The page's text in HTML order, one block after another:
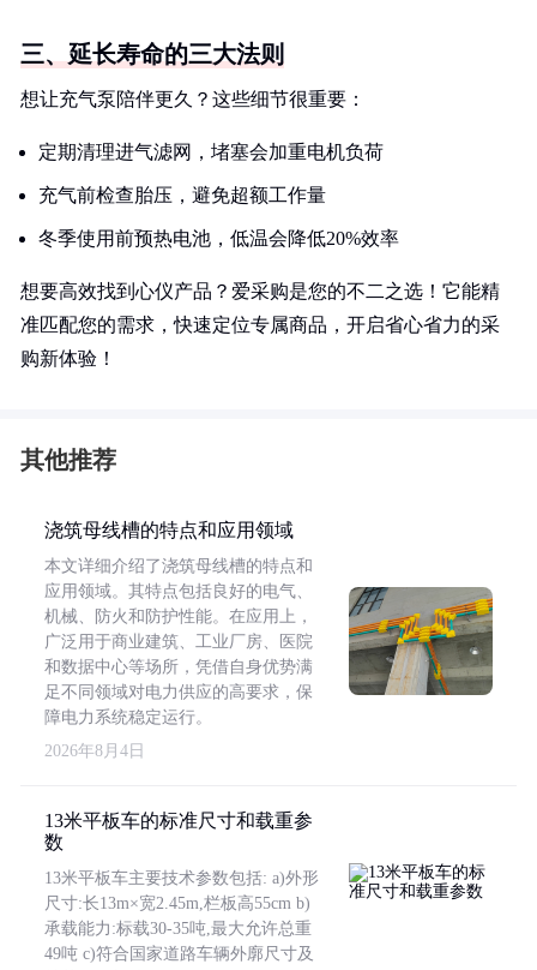
三、延长寿命的三大法则
想让充气泵陪伴更久？这些细节很重要：
定期清理进气滤网，堵塞会加重电机负荷
充气前检查胎压，避免超额工作量
冬季使用前预热电池，低温会降低20%效率
想要高效找到心仪产品？爱采购是您的不二之选！它能精
准匹配您的需求，快速定位专属商品，开启省心省力的采
购新体验！
其他推荐
浇筑母线槽的特点和应用领域
本文详细介绍了浇筑母线槽的特点和
应用领域。其特点包括良好的电气、
机械、防火和防护性能。在应用上，
广泛用于商业建筑、工业厂房、医院
和数据中心等场所，凭借自身优势满
足不同领域对电力供应的高要求，保
障电力系统稳定运行。
2026年8月4日
13米平板车的标准尺寸和载重参
数
13米平板车主要技术参数包括: a)外形
尺寸:长13m×宽2.45m,栏板高55cm b)
承载能力:标载30-35吨,最大允许总重
49吨 c)符合国家道路车辆外廓尺寸及